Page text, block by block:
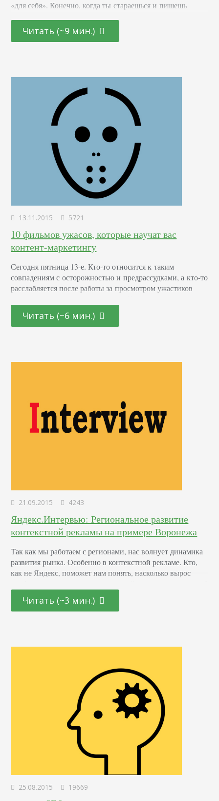
«для себя». Конечно, когда ты стараешься и пишешь
инфографики или устраиваешь целую фотосессию,
то очень хочется, чтобы кто-то это все увидел и оценил.
мы поняли, что если статья есть в блоге, то это
не означает, что люди на самом деле читают ее.…
Читать (~9 мин.)
13.11.2015 5721
10 фильмов ужасов, которые научат вас
контент-маркетингу
Сегодня пятница 13-е. Кто-то относится к таким
совпадениям с осторожностью и предрассудками, а кто-то
расслабляется после работы за просмотром ужастиков
можно извлечь нечто полезное, что пригодится в работе.
Так что давайте не будем терять время зря и рассмотрим,
неожиданных местах В этой картине много кровищи
Читать (~6 мин.)
21.09.2015 4243
Яндекс.Интервью: Региональное развитие
контекстной рекламы на примере Воронежа
Так как мы работаем с регионами, нас волнует динамика
развития рынка. Особенно в контекстной рекламе. Кто,
как не Яндекс, поможет нам понять, насколько вырос
Мы в SEMANTICA большие счастливчики — нам
удалось пообщаться с самим руководителем группы по
Читать (~3 мин.)
25.08.2015 19669